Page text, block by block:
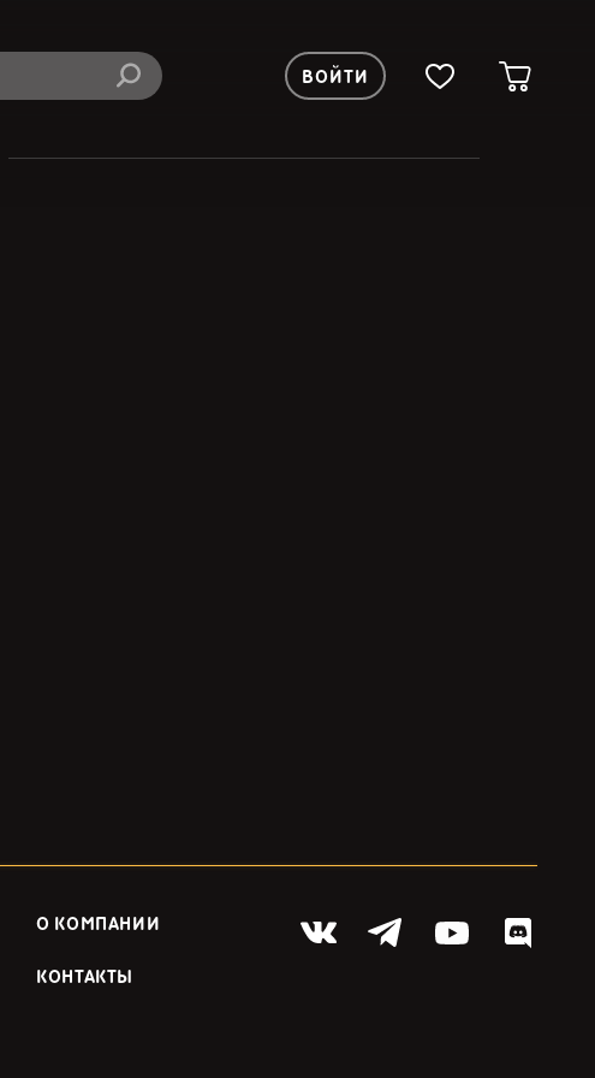
ВОЙТИ
О КОМПАНИИ
КОНТАКТЫ